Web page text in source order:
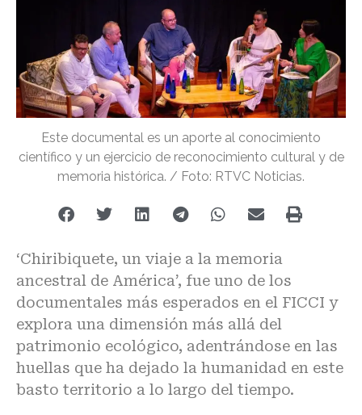
Este documental es un aporte al conocimiento
científico y un ejercicio de reconocimiento cultural y de
memoria histórica. / Foto: RTVC Noticias.
‘Chiribiquete, un viaje a la memoria
ancestral de América’, fue uno de los
documentales más esperados en el FICCI y
explora una dimensión más allá del
patrimonio ecológico, adentrándose en las
huellas que ha dejado la humanidad en este
basto territorio a lo largo del tiempo.